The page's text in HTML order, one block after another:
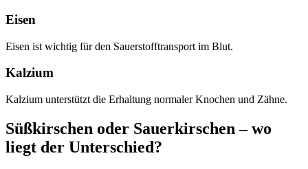
Eisen
Eisen ist wichtig für den Sauerstofftransport im Blut.
Kalzium
Kalzium unterstützt die Erhaltung normaler Knochen und Zähne.
Süßkirschen oder Sauerkirschen – wo
liegt der Unterschied?